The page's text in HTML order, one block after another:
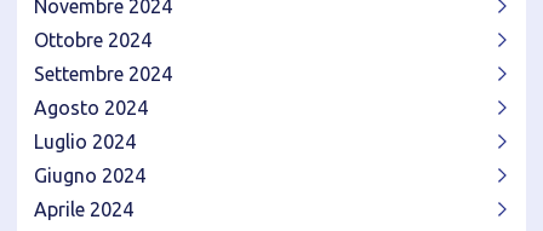
Novembre 2024
Ottobre 2024
Settembre 2024
Agosto 2024
Luglio 2024
Giugno 2024
Aprile 2024